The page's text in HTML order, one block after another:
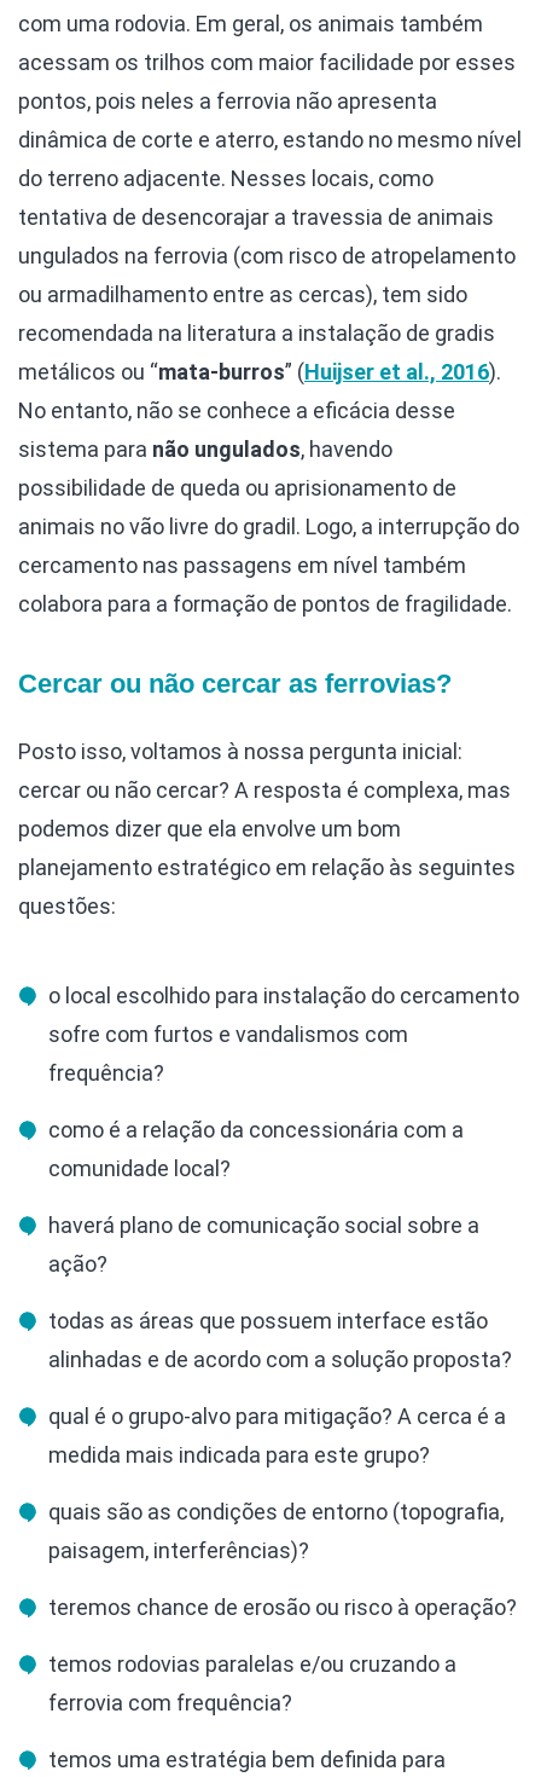
com uma rodovia. Em geral, os animais também
acessam os trilhos com maior facilidade por esses
pontos, pois neles a ferrovia não apresenta
dinâmica de corte e aterro, estando no mesmo nível
do terreno adjacente. Nesses locais, como
tentativa de desencorajar a travessia de animais
ungulados na ferrovia (com risco de atropelamento
ou armadilhamento entre as cercas), tem sido
recomendada na literatura a instalação de gradis
metálicos ou “mata-burros” (Huijser et al., 2016).
No entanto, não se conhece a eficácia desse
sistema para não ungulados, havendo
possibilidade de queda ou aprisionamento de
animais no vão livre do gradil. Logo, a interrupção do
cercamento nas passagens em nível também
colabora para a formação de pontos de fragilidade.
Cercar ou não cercar as ferrovias?
Posto isso, voltamos à nossa pergunta inicial:
cercar ou não cercar? A resposta é complexa, mas
podemos dizer que ela envolve um bom
planejamento estratégico em relação às seguintes
questões:
o local escolhido para instalação do cercamento
sofre com furtos e vandalismos com
frequência?
como é a relação da concessionária com a
comunidade local?
haverá plano de comunicação social sobre a
ação?
todas as áreas que possuem interface estão
alinhadas e de acordo com a solução proposta?
qual é o grupo-alvo para mitigação? A cerca é a
medida mais indicada para este grupo?
quais são as condições de entorno (topografia,
paisagem, interferências)?
teremos chance de erosão ou risco à operação?
temos rodovias paralelas e/ou cruzando a
ferrovia com frequência?
temos uma estratégia bem definida para